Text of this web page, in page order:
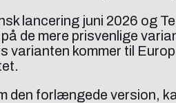
lancering juni 2026 og
de mere prisvenlige
varianten kommer til
den forlængede version,